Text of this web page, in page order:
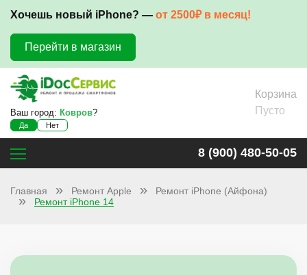
Хочешь новый iPhone? — от 2500₽ в месяц!
Перейти в магазин
Ваш город: Ковров?
Да Нет
Корзина
Пусто
8 (900) 480-50-05
Главная Ремонт Apple
Ремонт iPhone (Айфона)
Ремонт iPhone 14